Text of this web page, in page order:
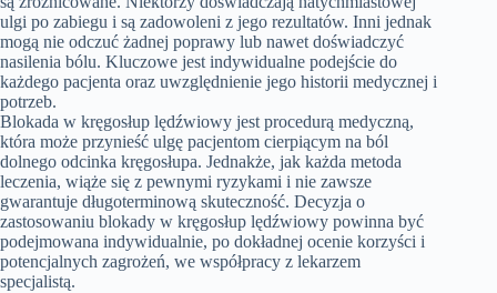
ulgi po zabiegu i są zadowoleni z jego rezultatów. Inni jednak
mogą nie odczuć żadnej poprawy lub nawet doświadczyć
nasilenia bólu. Kluczowe jest indywidualne podejście do
każdego pacjenta oraz uwzględnienie jego historii medycznej i
potrzeb.
Blokada w kręgosłup lędźwiowy jest procedurą medyczną,
która może przynieść ulgę pacjentom cierpiącym na ból
dolnego odcinka kręgosłupa. Jednakże, jak każda metoda
leczenia, wiąże się z pewnymi ryzykami i nie zawsze
gwarantuje długoterminową skuteczność. Decyzja o
zastosowaniu blokady w kręgosłup lędźwiowy powinna być
podejmowana indywidualnie, po dokładnej ocenie korzyści i
potencjalnych zagrożeń, we współpracy z lekarzem
specjalistą.